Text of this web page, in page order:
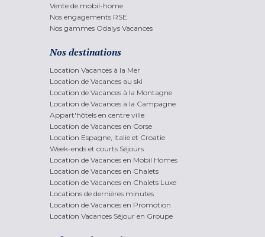
Vente de mobil-home
Nos engagements RSE
Nos gammes Odalys Vacances
Nos destinations
Location Vacances à la Mer
Location de Vacances au ski
Location de Vacances à la Montagne
Location de Vacances à la Campagne
Appart'hôtels en centre ville
Location de Vacances en Corse
Location Espagne, Italie et Croatie
Week-ends et courts Séjours
Location de Vacances en Mobil Homes
Location de Vacances en Chalets
Location de Vacances en Chalets Luxe
Locations de dernières minutes
Location de Vacances en Promotion
Location Vacances Séjour en Groupe